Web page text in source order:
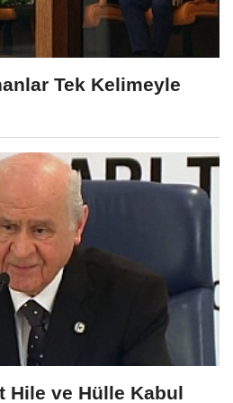
Tek Kelimeyle
Hile ve Hülle Kabul